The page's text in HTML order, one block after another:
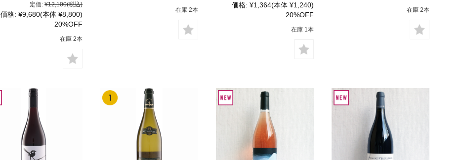
定価: ¥12,100(税込)
価格: ¥9,680(本体 ¥8,800)
20%OFF
在庫 2本
在庫 2本
価格: ¥1,364(本体 ¥1,240)
20%OFF
在庫 1本
在庫 2本